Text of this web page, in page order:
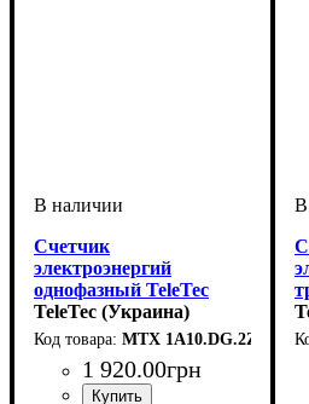
Счетчик
электроэнергий
однофазный TeleTec
MTX 1A10.DG.2Z5-CD4
TeleTec (Украина)
MTX 1A10.DG.2Z5-СD4
1 920.00грн